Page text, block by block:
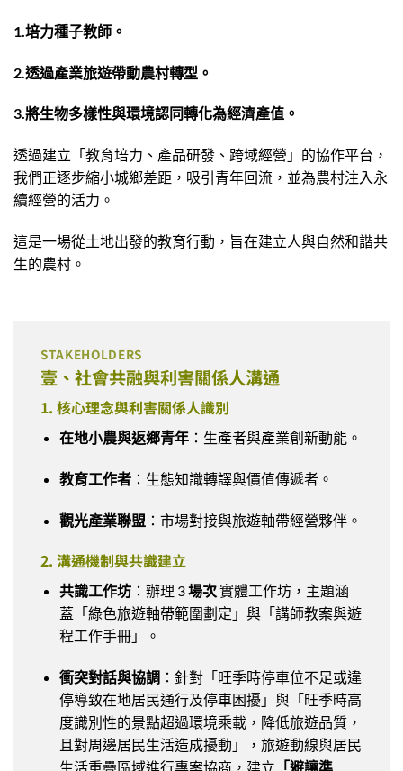
1.培力種子教師。
2.透過產業旅遊帶動農村轉型。
3.將生物多樣性與環境認同轉化為經濟產值。
透過建立「教育培力、產品研發、跨域經營」的協作平台，
我們正逐步縮小城鄉差距，吸引青年回流，並為農村注入永
續經營的活力。
這是一場從土地出發的教育行動，旨在建立人與自然和諧共
生的農村。
STAKEHOLDERS
壹、社會共融與利害關係人溝通
1. 核心理念與利害關係人識別
在地小農與返鄉青年：生產者與產業創新動能。
教育工作者：生態知識轉譯與價值傳遞者。
觀光產業聯盟 ：市場對接與旅遊軸帶經營夥伴。
2. 溝通機制與共識建立
共識工作坊：辦理 3場次實體工作坊，主題涵
蓋「綠色旅遊軸帶範圍劃定」與「講師教案與遊
程工作手冊」。
衝突對話與協調 ：針對「旺季時停車位不足或違
停導致在地居民通行及停車困擾」與「旺季時高
度識別性的景點超過環境乘載，降低旅遊品質，
且對周邊居民生活造成擾動」，旅遊動線與居民
生活重疊區域進行專案協商，建立 「避讓準